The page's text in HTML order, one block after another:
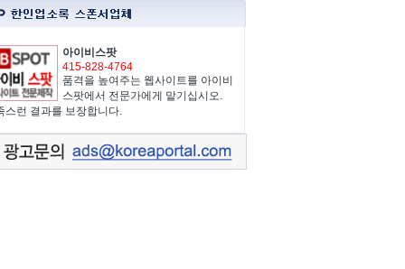
아이비스팟
415-828-4764
품격을 높여주는 웹사이트를 아이비
스팟에서 전문가에게 맡기십시오.
스런 결과를 보장합니다.